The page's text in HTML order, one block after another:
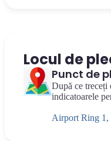
Locul de
Punct de
După ce treceți
indicatoarele
Airport Ring 1,